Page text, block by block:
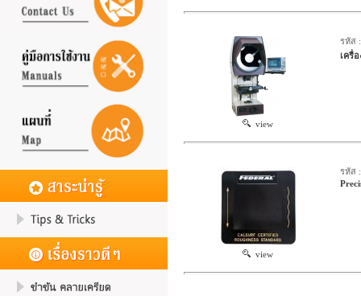
view
รหัส
เครื่
view
รหัส